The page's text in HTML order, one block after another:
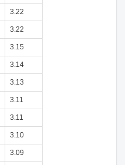
3.22
3.22
3.15
3.14
3.13
3.11
3.11
3.10
3.09